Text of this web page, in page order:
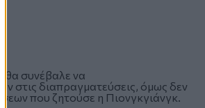
θα συνέβαλε να
στις διαπραγματεύσεις, όμως δεν
που ζητούσε η Πιονγκγιάνγκ.